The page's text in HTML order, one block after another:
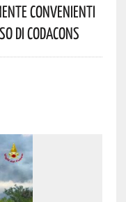
Convenienti
Di Codacons